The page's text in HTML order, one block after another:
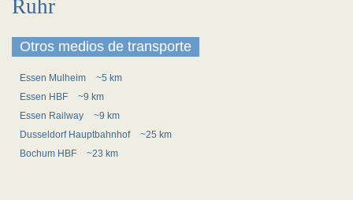
Ruhr
Otros medios de transporte
Essen Mulheim
~5 km
Essen HBF
~9 km
Essen Railway
~9 km
Dusseldorf Hauptbahnhof
~25 km
Bochum HBF
~23 km